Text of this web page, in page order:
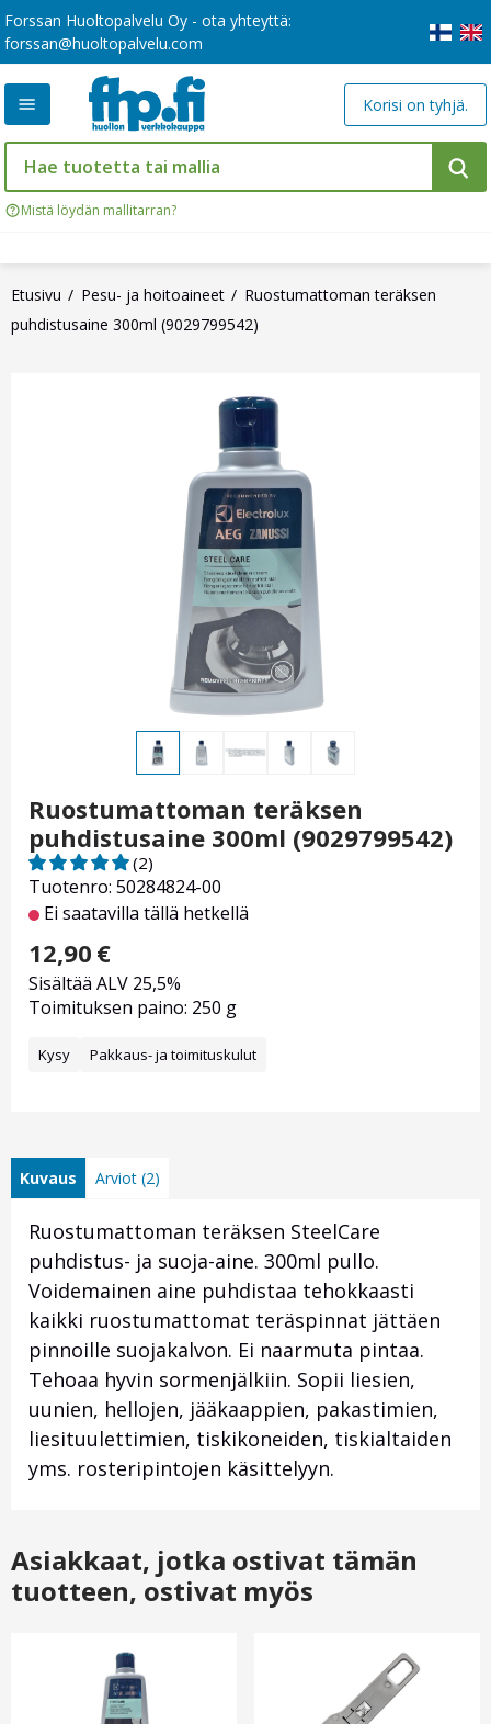
Forssan Huoltopalvelu Oy - ota yhteyttä:
forssan@huoltopalvelu.com
Mistä löydän mallitarran?
Korisi on tyhjä.
Etusivu Pesu- ja hoitoaineet
Ruostumattoman teräksen
puhdistusaine 300ml (9029799542)
Ruostumattoman teräksen
puhdistusaine 300ml (9029799542)
Tuotenro: 50284824-00
(2)
Ei saatavilla tällä hetkellä
12,90 €
Sisältää ALV 25,5%
Toimituksen paino: 250 g
Kysy Pakkaus- ja toimituskulut
Kuvaus Arviot (2)
Ruostumattoman teräksen SteelCare
puhdistus- ja suoja-aine. 300ml pullo.
Voidemainen aine puhdistaa tehokkaasti
kaikki ruostumattomat teräspinnat jättäen
pinnoille suojakalvon. Ei naarmuta pintaa.
Tehoaa hyvin sormenjälkiin. Sopii liesien,
uunien, hellojen, jääkaappien, pakastimien,
liesituulettimien, tiskikoneiden, tiskialtaiden
yms. rosteripintojen käsittelyyn.
Asiakkaat, jotka ostivat tämän
tuotteen, ostivat myös